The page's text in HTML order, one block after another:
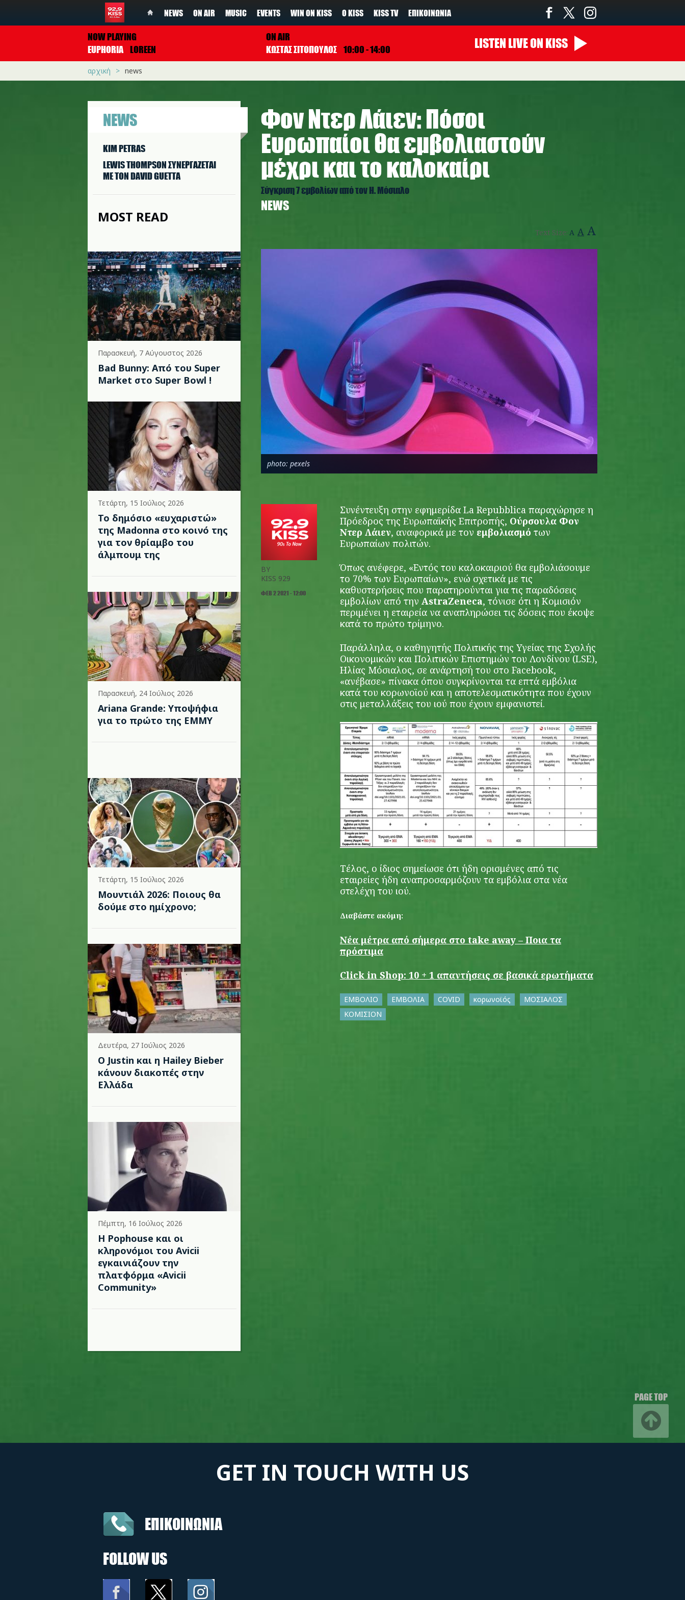
NEWS ON AIR MUSIC EVENTS WIN ON KISS Ο KISS KISS TV ΕΠΙΚΟΙΝΩΝΊΑ
NOW PLAYING
EUPHORIA LOREEN
ON AIR
ΚΩΣΤΑΣ ΣΙΤΟΠΟΥΛΟΣ 10:00 - 14:00 LISTEN LIVEON KISS
αρχική news
NEWS
KIM PETRAS
LEWIS THOMPSON ΣΥΝΕΡΓAΖΕΤΑΙ
ΜΕ ΤΟΝ DAVID GUETTA
MOST READ
Παρασκευή, 7 Αύγουστος 2026
Bad Bunny: Από του Super
Market στο Super Bowl !
Τετάρτη, 15 Ιούλιος 2026
Το δημόσιο «ευχαριστώ»
της Madonna στο κοινό της
για τον θρίαμβο του
άλμπουμ της
Παρασκευή, 24 Ιούλιος 2026
Ariana Grande: Υποψήφια
για το πρώτο της EMMY
Τετάρτη, 15 Ιούλιος 2026
Μουντιάλ 2026: Ποιους θα
δούμε στο ημίχρονο;
Δευτέρα, 27 Ιούλιος 2026
Ο Justin και η Hailey Bieber
κάνουν διακοπές στην
Ελλάδα
Πέμπτη, 16 Ιούλιος 2026
Η Pophouse και οι
κληρονόμοι του Avicii
εγκαινιάζουν την
πλατφόρμα «Avicii
Community»
Φον Ντερ Λάιεν: Πόσοι
Ευρωπαίοι θα εμβολιαστούν
μέχρι και το καλοκαίρι
Σύγκριση 7 εμβολίων από τον Η. Μόσιαλο
NEWS
Text Size: A A A
covid_emvolio2_kiss_pexels.jpg
photo: pexels
BY
KISS 929
ΦΕΒ 2 2021 - 12:00
Συνέντευξη στην εφημερίδα La Repubblica παραχώρησε η
Πρόεδρος της Ευρωπαϊκής Επιτροπής, Ούρσουλα Φον
Ντερ Λάιεν, αναφορικά με τον εμβολιασμό των
Ευρωπαίων πολιτών.
Όπως ανέφερε, «Εντός του καλοκαιριού θα εμβολιάσουμε
το 70% των Ευρωπαίων», ενώ σχετικά με τις
καθυστερήσεις που παρατηρούνται για τις παραδόσεις
εμβολίων από την AstraZeneca, τόνισε ότι η Κομισιόν
περιμένει η εταιρεία να αναπληρώσει τις δόσεις που έκοψε
κατά το πρώτο τρίμηνο.
Παράλληλα, ο καθηγητής Πολιτικής της Υγείας της Σχολής
Οικονομικών και Πολιτικών Επιστημών του Λονδίνου (LSE),
Ηλίας Μόσιαλος, σε ανάρτησή του στο Facebook,
«ανέβασε» πίνακα όπου συγκρίνονται τα επτά εμβόλια
κατά του κορωνοϊού και η αποτελεσματικότητα που έχουν
στις μεταλλάξεις του ιού που έχουν εμφανιστεί.
Τέλος, ο ίδιος σημείωσε ότι ήδη ορισμένες από τις
εταιρείες ήδη αναπροσαρμόζουν τα εμβόλια στα νέα
στελέχη του ιού.
Διαβάστε ακόμη:
Νέα μέτρα από σήμερα στο take away – Ποια τα
πρόστιμα
Click in Shop: 10 + 1 απαντήσεις σε βασικά ερωτήματα
ΕΜΒΟΛΙΟ ΕΜΒΟΛΙΑ COVID κορωνοϊός
ΜΟΣΙΑΛΟΣ
ΚΟΜΙΣΙΟΝ
PAGE TOP
GET IN TOUCH WITH US
ΕΠΙΚΟΙΝΩΝΙΑ
FOLLOW US